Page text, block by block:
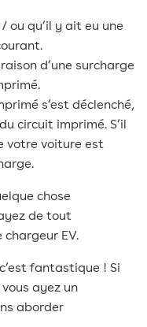
ou qu’il y ait eu une
d’une surcharge
s’est déclenché,
circuit imprimé. S’il
votre voiture est
chose
de tout
EV.
fantastique ! Si
ayez un
aborder